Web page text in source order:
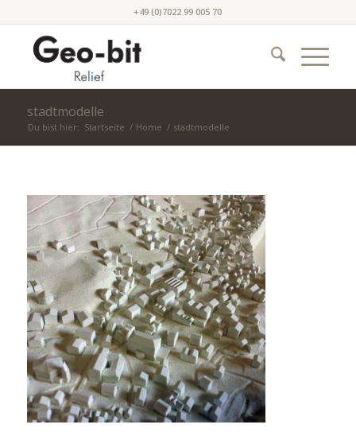
+49 (0)7022 99 005 70
stadtmodelle
Du bist hier: Startseite / Home / stadtmodelle